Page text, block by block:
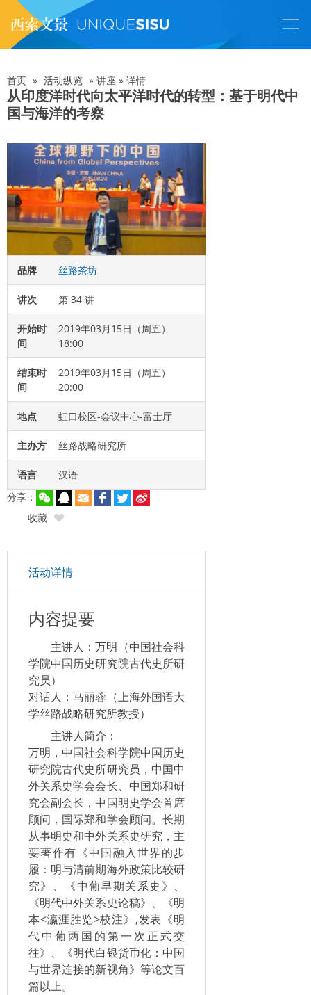
主
内
容面
包
首页 » 活动纵览 » 讲座 » 详情
从印度洋时代向太平洋时代的转型：基于明代中
国与海洋的考察
品牌 丝路茶坊
讲次 第 34 讲
开始时
间
2019年03月15日（周五）
18:00
结束时
间
2019年03月15日（周五）
20:00
地点 虹口校区-会议中心-富士厅
主办方 丝路战略研究所
语言
汉语
分享：
收藏
活动详情
内容提要
主讲人：万明（中国社会科
学院中国历史研究院古代史所研
究员）
对话人：马丽蓉（上海外国语大
学丝路战略研究所教授）
主讲人简介：
万明，中国社会科学院中国历史
研究院古代史所研究员，中国中
外关系史学会会长、中国郑和研
究会副会长，中国明史学会首席
顾问，国际郑和学会顾问。长期
从事明史和中外关系史研究，主
要著作有《中国融入世界的步
履：明与清前期海外政策比较研
究》、《中葡早期关系史》、
《明代中外关系史论稿》、《明
本<瀛涯胜览>校注》,发表《明
代中葡两国的第一次正式交
往》、《明代白银货币化：中国
与世界连接的新视角》等论文百
篇以上。